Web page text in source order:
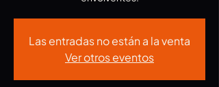
Las entradas no están a la venta
Ver otros eventos